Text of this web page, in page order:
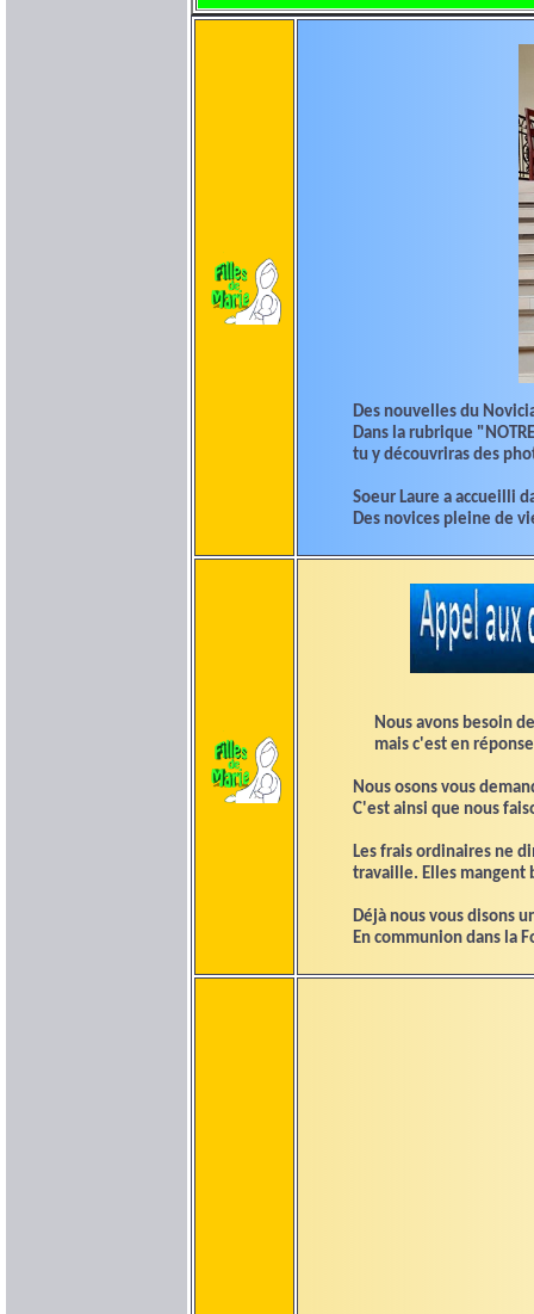
Des nouvelles du
Dans la rubrique
tu y découvriras des
Soeur Laure a accueilli
Des novices pleine de
Nous avons besoin
mais c'est en réponse
Nous osons vous
C'est ainsi que nous
Les frais ordinaires ne
travaille. Elles mangent
Déjà nous vous disons
En communion dans la